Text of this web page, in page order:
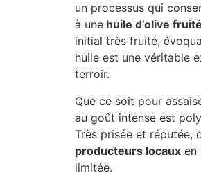
un processus qui
à unehuile d’olive
initial très fruité,
huile est une véritable
terroir.
Que ce soit pour
au goût intense est
Très prisée et réputée,
producteurs locauxen
limitée.